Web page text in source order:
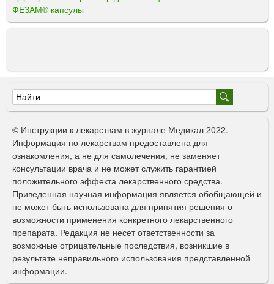
ФЕЗАМ® капсулы
Ф
о
р
м
а
п
о
и
с
к
© Инструкции к лекарствам в журнале Медикал 2022.
Информация по лекарствам предоставлена для
ознакомления, а не для самолечения, не заменяет
консультации врача и не может служить гарантией
положительного эффекта лекарственного средства.
Приведенная научная информация является обобщающей и
не может быть использована для принятия решения о
возможности применения конкретного лекарственного
препарата. Редакция не несет ответственности за
возможные отрицательные последствия, возникшие в
результате неправильного использования представленной
информации.